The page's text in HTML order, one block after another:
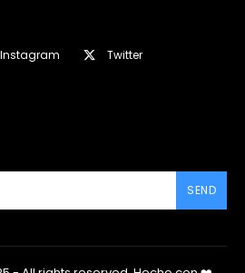
Instagram
Twitter
SEND